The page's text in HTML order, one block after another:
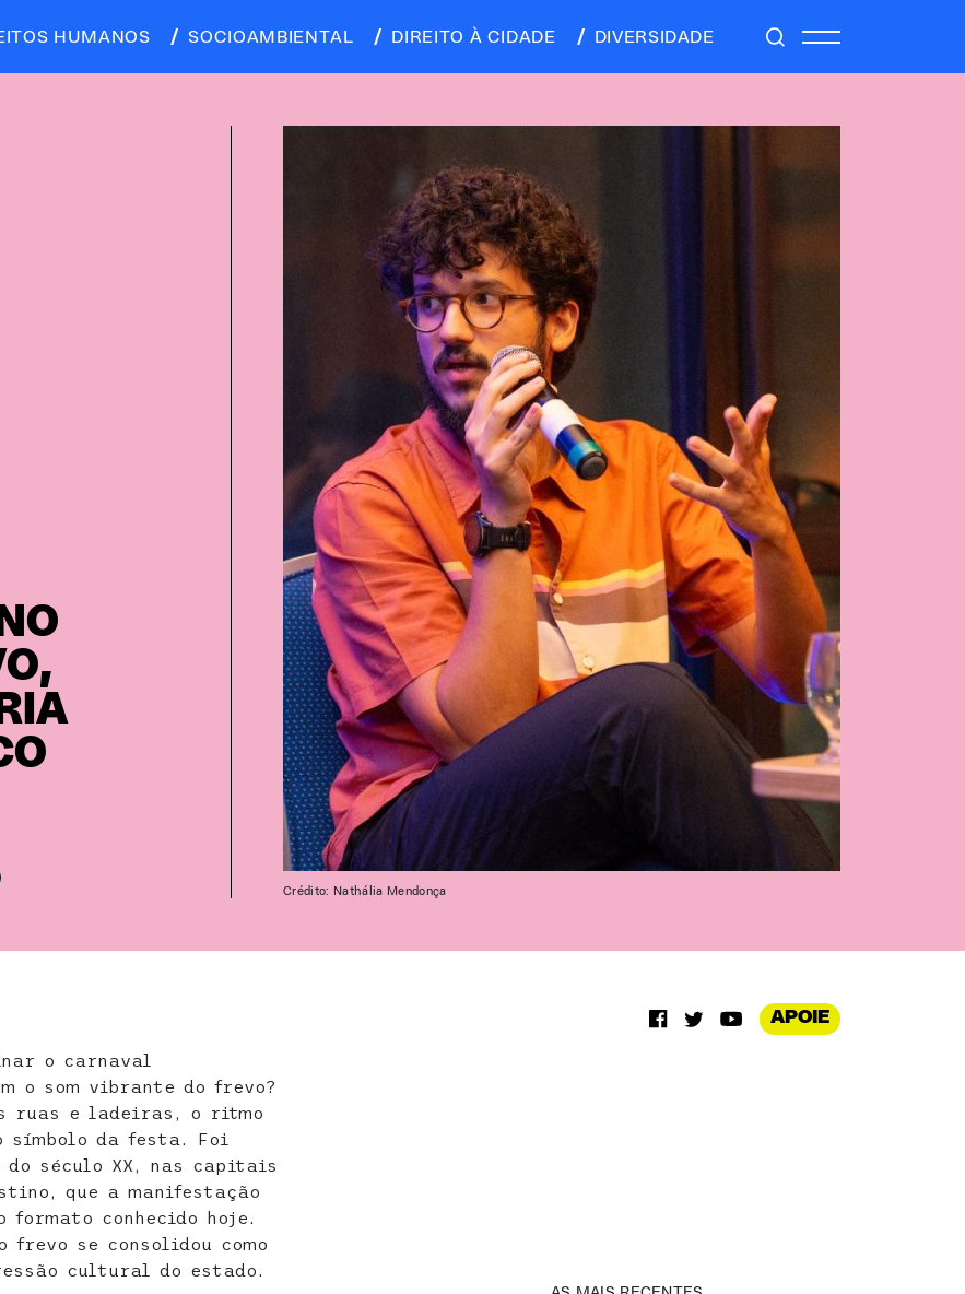
HUMANOS SOCIOAMBIENTAL DIREITO À CIDADE DIVERSIDADE
Crédito: Nathália Mendonça
o carnaval
o som vibrante do frevo?
ruas e ladeiras, o ritmo
símbolo da festa. Foi
século XX, nas capitais
que a manifestação
formato conhecido hoje.
frevo se consolidou como
cultural do estado.
APOIE